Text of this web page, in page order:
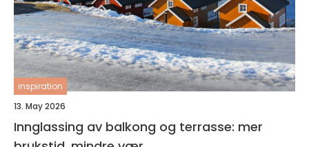
inspiration
13. May 2026
Innglassing av balkong og terrasse: mer